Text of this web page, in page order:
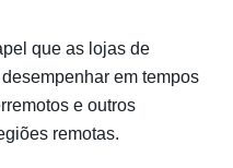
que as lojas de
em tempos
e outros
remotas.